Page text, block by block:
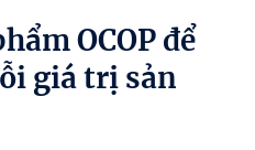
OCOP để
giá trị sản